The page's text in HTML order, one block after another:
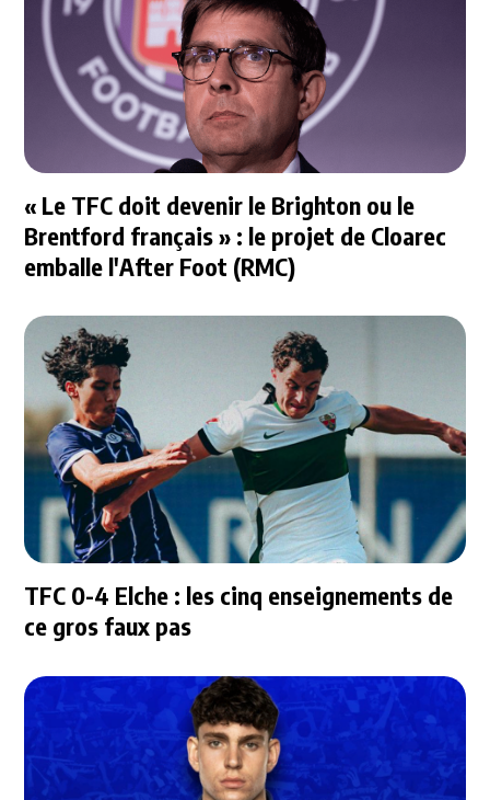
« Le TFC doit devenir le Brighton ou le
Brentford français » : le projet de Cloarec
emballe l'After Foot (RMC)
TFC 0-4 Elche : les cinq enseignements de
ce gros faux pas